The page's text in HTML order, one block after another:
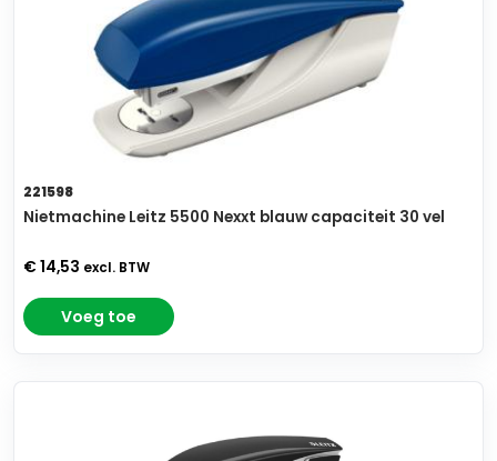
221598
Nietmachine Leitz 5500 Nexxt blauw capaciteit 30 vel
€ 14,53 excl. BTW
Voeg toe